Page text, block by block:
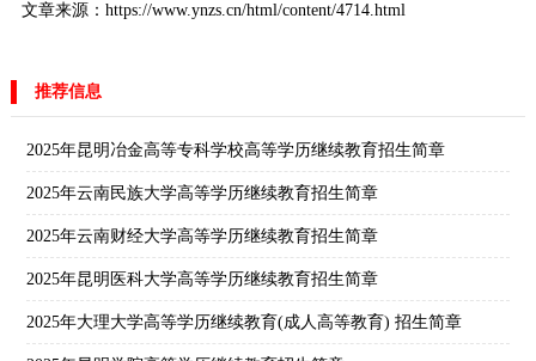
文章来源：https://www.ynzs.cn/html/content/4714.html
推荐信息
2025年昆明冶金高等专科学校高等学历继续教育招生简章
2025年云南民族大学高等学历继续教育招生简章
2025年云南财经大学高等学历继续教育招生简章
2025年昆明医科大学高等学历继续教育招生简章
2025年大理大学高等学历继续教育(成人高等教育) 招生简章